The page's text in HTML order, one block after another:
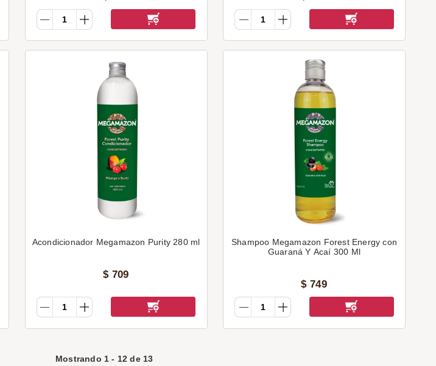
Acondicionador Megamazon Purity 280 ml
$ 709
Shampoo Megamazon Forest Energy con
Guaraná Y Acaí 300 Ml
$ 749
Mostrando 1 - 12 de 13